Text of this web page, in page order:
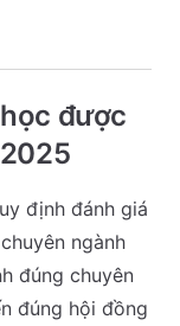
được
định đánh giá
ngành
đúng chuyên
đúng hội đồng